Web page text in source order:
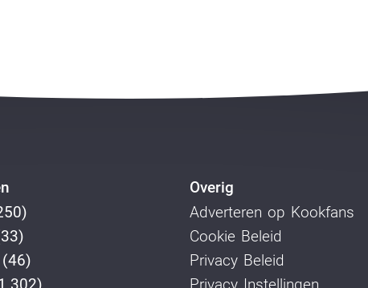
(46)
Overig
Adverteren op Kookfans
Cookie Beleid
Privacy Beleid